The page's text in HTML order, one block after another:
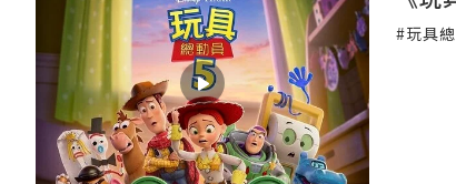
#玩具